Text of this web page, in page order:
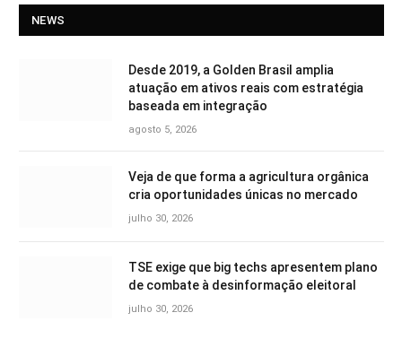
NEWS
Desde 2019, a Golden Brasil amplia
atuação em ativos reais com estratégia
baseada em integração
agosto 5, 2026
Veja de que forma a agricultura orgânica
cria oportunidades únicas no mercado
julho 30, 2026
TSE exige que big techs apresentem plano
de combate à desinformação eleitoral
julho 30, 2026